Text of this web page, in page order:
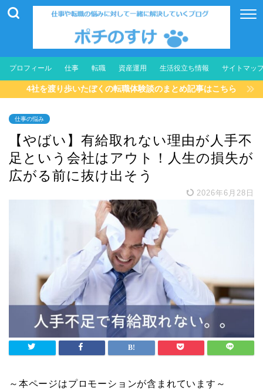
プロフィール 仕事 転職 資産運用 生活役立ち情報 サイトマッ
4社を渡り歩いたぼくの転職体験談のまとめ記事はこちら
仕事の悩み
【やばい】有給取れない理由が人手不
足という会社はアウト！人生の損失が
広がる前に抜け出そう
2026年6月28日
～本ページはプロモーションが含まれています～